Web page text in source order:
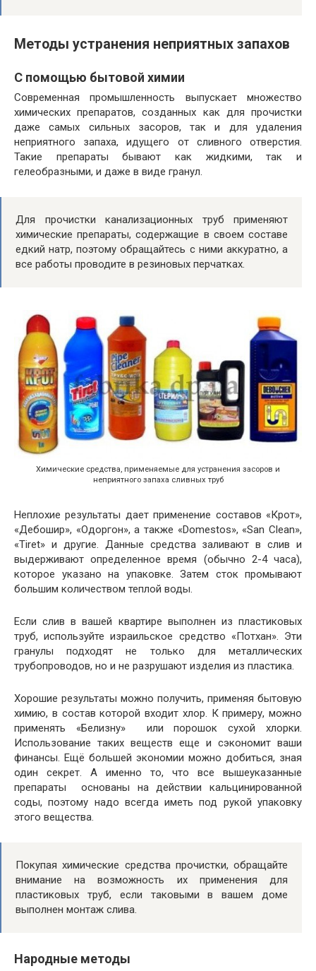
Методы устранения неприятных запахов
С помощью бытовой химии
Современная промышленность выпускает множество
химических препаратов, созданных как для прочистки
даже самых сильных засоров, так и для удаления
неприятного запаха, идущего от сливного отверстия.
Такие препараты бывают как жидкими, так и
гелеобразными, и даже в виде гранул.
Для прочистки канализационных труб применяют
химические препараты, содержащие в своем составе
едкий натр, поэтому обращайтесь с ними аккуратно, а
все работы проводите в резиновых перчатках.
Химические средства, применяемые для устранения засоров и
неприятного запаха сливных труб
Неплохие результаты дает применение составов «Крот»,
«Дебошир», «Одоргон», а также «Domestos», «San Clean»,
«Tiret» и другие. Данные средства заливают в слив и
выдерживают определенное время (обычно 2-4 часа),
которое указано на упаковке. Затем сток промывают
большим количеством теплой воды.
Если слив в вашей квартире выполнен из пластиковых
труб, используйте израильское средство «Потхан». Эти
гранулы подходят не только для металлических
трубопроводов, но и не разрушают изделия из пластика.
Хорошие результаты можно получить, применяя бытовую
химию, в состав которой входит хлор. К примеру, можно
применять «Белизну» или порошок сухой хлорки.
Использование таких веществ еще и сэкономит ваши
финансы. Ещё большей экономии можно добиться, зная
один секрет. А именно то, что все вышеуказанные
препараты основаны на действии кальцинированной
соды, поэтому надо всегда иметь под рукой упаковку
этого вещества.
Покупая химические средства прочистки, обращайте
внимание на возможность их применения для
пластиковых труб, если таковыми в вашем доме
выполнен монтаж слива.
Народные методы